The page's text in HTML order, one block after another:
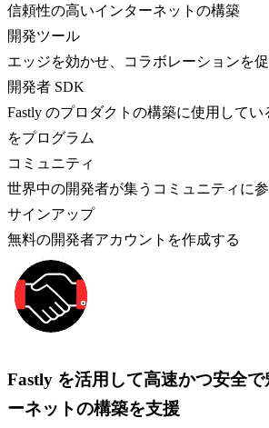
信頼性の高いインターネットの構築
開発ツール
エッジを効かせ、コラボレーションを
開発者 SDK
Fastly のプロダクトの構築に使用して
をプログラム
コミュニティ
世界中の開発者が集うコミュニティに
サインアップ
無料の開発者アカウントを作成する
Fastly を活用して高速かつ安全
ーネットの構築を支援